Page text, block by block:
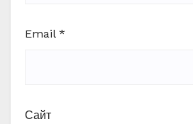
Email *
Сайт